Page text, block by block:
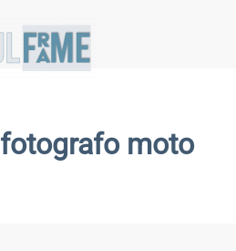
fotografo moto